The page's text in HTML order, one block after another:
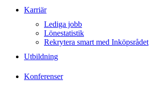
Karriär
Lediga jobb
Lönestatistik
Rekrytera smart med Inköpsrådet
Utbildning
Konferenser